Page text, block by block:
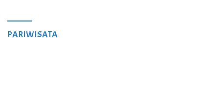
PARIWISATA